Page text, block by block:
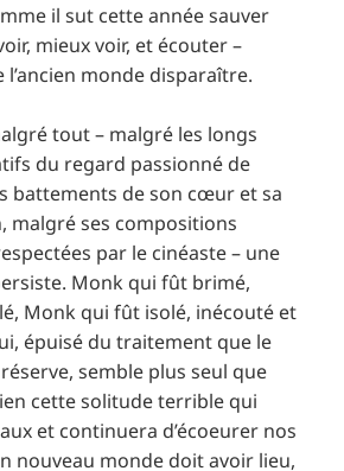
il sut cette année sauver
mieux voir, et écouter –
l’ancien monde disparaître.
tout – malgré les longs
du regard passionné de
battements de son cœur et sa
malgré ses compositions
par le cinéaste – une
Monk qui fût brimé,
Monk qui fût isolé, inécouté et
épuisé du traitement que le
semble plus seul que
cette solitude terrible qui
et continuera d’écoeurer nos
nouveau monde doit avoir lieu,